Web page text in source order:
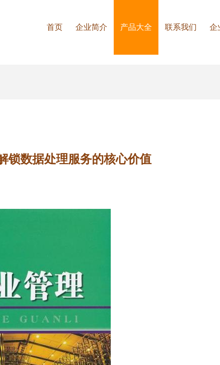
首页 企业简介 产品大全 联系我们 企
锁数据处理服务的核心价值